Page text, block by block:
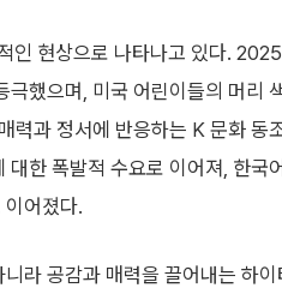
인 현상으로 나타나고 있다.
극했으며, 미국 어린이들의 머리
력과 정서에 반응하는 K 문화 동
한 폭발적 수요로 이어져, 한국
어졌다.
라 공감과 매력을 끌어내는 하